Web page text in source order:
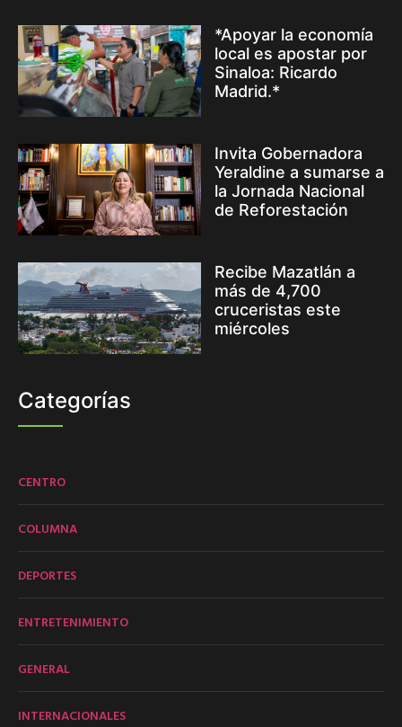
*Apoyar la economía
local es apostar por
Sinaloa: Ricardo
Madrid.*
Invita Gobernadora
Yeraldine a sumarse a
la Jornada Nacional
de Reforestación
Recibe Mazatlán a
más de 4,700
cruceristas este
miércoles
Categorías
CENTRO
COLUMNA
DEPORTES
ENTRETENIMIENTO
GENERAL
INTERNACIONALES